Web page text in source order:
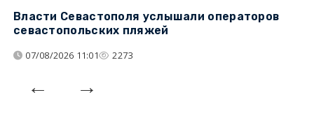
Власти Севастополя услышали операторов
севастопольских пляжей
07/08/2026 11:01 2273